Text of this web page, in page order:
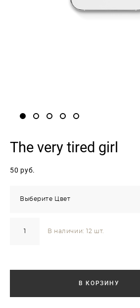
The very tired girl
50 pуб.
Выберите Цвет
В наличии: 12 шт.
В КОРЗИНУ